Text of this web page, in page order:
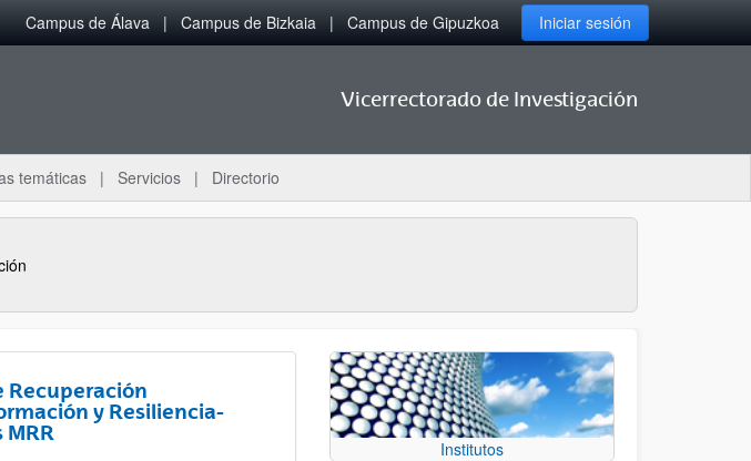
Campus de Álava Campus de Bizkaia Campus de Gipuzkoa Iniciar sesión
Vicerrectorado de Investigación
temáticas Servicios Directorio
Recuperación
y Resiliencia-
MRR
Institutos